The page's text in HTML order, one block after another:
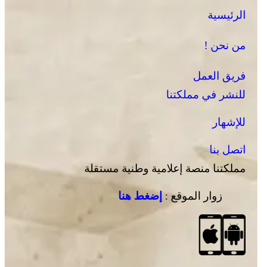
يقظة أمنية وتنظيم محكم يواكبان افتتاح مهرجان الزربية
الثقافي
الرئيسية
من نحن !
فريق العمل
للنشر في مملكتنا
للإشهار
اتصل بنا
مملكتنا منصة إعلامية وطنية مستقلة
زوار الموقع : إضغط هنا